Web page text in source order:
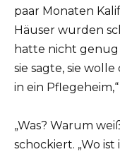
paar Monaten
Häuser wurden
hatte nicht genug
sie sagte, sie
in ein
„Was? Warum
schockiert. „Wo